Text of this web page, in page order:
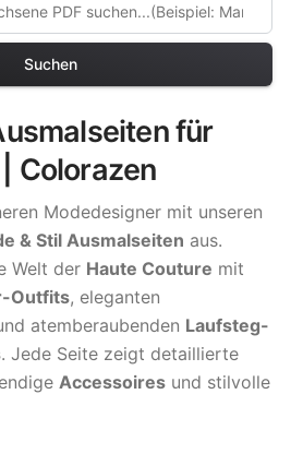
Suchen
für
Colorazen
Modedesigner mit unseren
& Stil Ausmalseiten aus.
Welt der Haute Couture mit
Outfits, eleganten
atemberaubenden Laufsteg-
. Jede Seite zeigt detaillierte
Accessoires und stilvolle